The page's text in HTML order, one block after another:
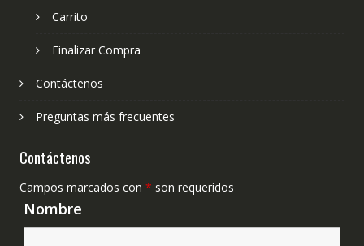
Carrito
Finalizar Compra
Contáctenos
Preguntas más frecuentes
Contáctenos
Campos marcados con * son requeridos
Nombre